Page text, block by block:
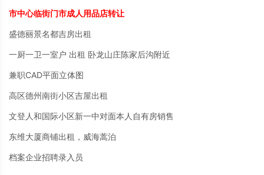
市中心临街门市成人用品店转让
盛德丽景名都吉房出租
一厨一卫一室户 出租 卧龙山庄陈家后沟附近
兼职CAD平面立体图
高区德州南街小区吉屋出租
文登人和国际小区新一中对面本人自有房销售
东维大厦商铺出租，威海蒿泊
档案企业招聘录入员